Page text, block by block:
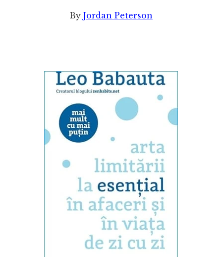
By Jordan Peterson